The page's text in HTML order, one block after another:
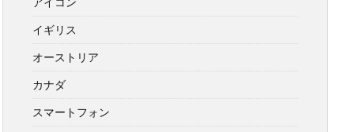
イギリス
オーストリア
カナダ
スマートフォン